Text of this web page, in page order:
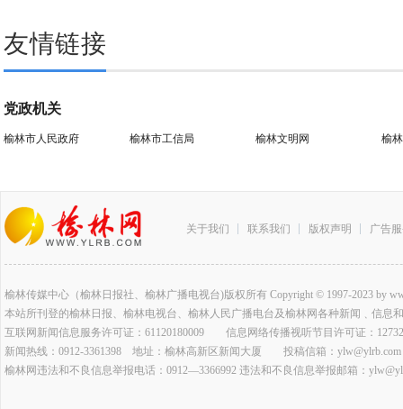
友情链接
党政机关
榆林市人民政府 榆林市工信局 榆林文明网 榆
关于我们 联系我们 版权声明 广告
榆林传媒中心（榆林日报社、榆林广播电视台)版权所有 Copyright © 1997-2023 by
本站所刊登的榆林日报、榆林电视台、榆林人民广播电台及榆林网各种新闻﹑信
互联网新闻信息服务许可证：61120180009 信息网络传播视听节目许可证：
新闻热线：0912-3361398 地址：榆林高新区新闻大厦 投稿信箱：ylw@ylrb.com
榆林网违法和不良信息举报电话：0912—3366992 违法和不良信息举报邮箱：